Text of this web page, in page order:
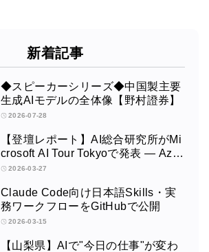
新着記事
◆スピーカーシリーズ◆中国製主要
生成AIモデルの全体像【野村證券】
2026-07-28
【登壇レポート】AI総合研究所がMi
crosoft AI Tour Tokyoで発表 ― Azur
e OpenAI × Fabric × TeamsによるAI
2026-03-27
Claude Code向け日本語Skills・実
務ワークフローをGitHubで公開
2026-03-15
【山梨県】AIで"今日の仕事"が変わ